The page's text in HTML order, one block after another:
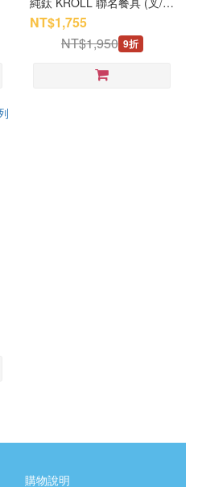
兩件組 禮盒組)
NT$1,755
NT$1,950 9折
購物說明